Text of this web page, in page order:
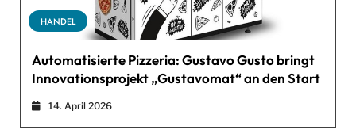
HANDEL
Automatisierte Pizzeria: Gustavo Gusto bringt
Innovationsprojekt „Gustavomat“ an den Start
14. April 2026